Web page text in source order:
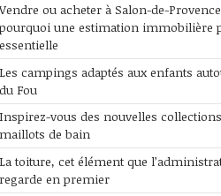
Vendre ou acheter à Salon-de-
pourquoi une estimation immobilière
essentielle
Les campings adaptés aux enfants
du Fou
Inspirez-vous des nouvelles
maillots de bain
La toiture, cet élément que
regarde en premier